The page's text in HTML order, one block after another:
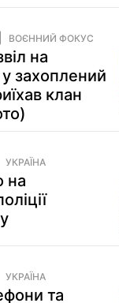
ВОЄННИЙ ФОКУС
на
захоплений
клан
УКРАЇНА
на
УКРАЇНА
та